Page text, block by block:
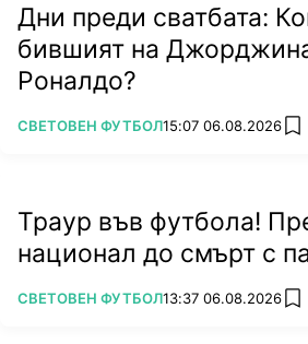
Дни преди сватбата:
бившият на
Роналдо?
ПОВЕЧЕ ОТ
СВЕТОВЕН ФУТБОЛ15:07 06.08.2026
Траур във футбола!
национал до смърт с
ПОВЕЧЕ ОТ
СВЕТОВЕН ФУТБОЛ13:37 06.08.2026